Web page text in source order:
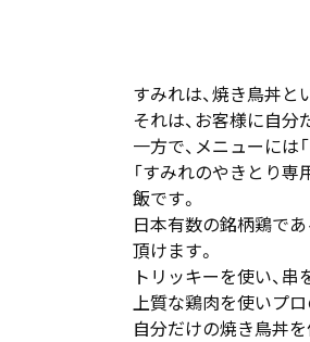
すみれは、焼き鳥丼と
それは、お客様に自分
一方で、メニューには
「すみれのやきとり
飯です。
日本有数の銘柄鶏で
頂けます。
トリッキーを使い、串
上質な鶏肉を使いプ
自分だけの焼き鳥丼